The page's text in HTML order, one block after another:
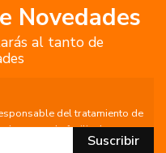
Novedades
al tanto de
del tratamiento de
lo que se le facilita la